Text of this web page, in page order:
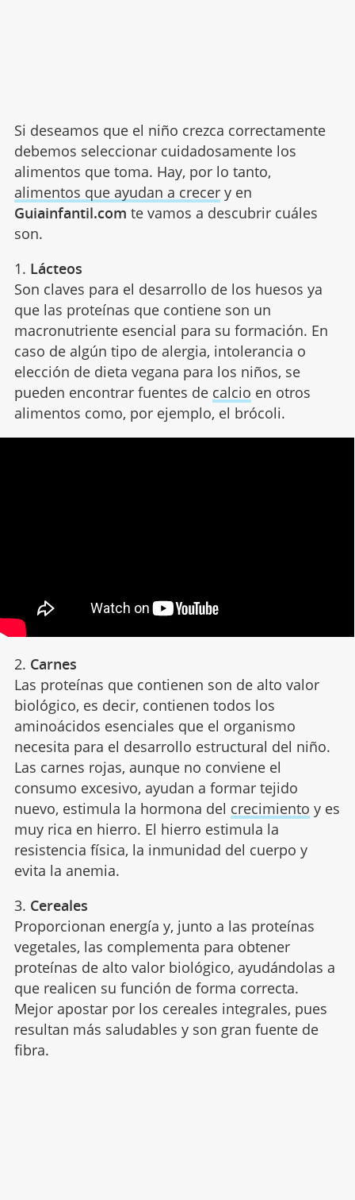
Si deseamos que el niño crezca correctamente
debemos seleccionar cuidadosamente los
alimentos que toma. Hay, por lo tanto,
alimentos que ayudan a crecery en
Guiainfantil.com te vamos a descubrir cuáles
son.
1. Lácteos
Son claves para el desarrollo de los huesos ya
que las proteínas que contiene son un
macronutriente esencial para su formación. En
caso de algún tipo de alergia, intolerancia o
elección de dieta vegana para los niños, se
pueden encontrar fuentes de calcio en otros
alimentos como, por ejemplo, el brócoli.
2. Carnes
Las proteínas que contienen son de alto valor
biológico, es decir, contienen todos los
aminoácidos esenciales que el organismo
necesita para el desarrollo estructural del niño.
Las carnes rojas, aunque no conviene el
consumo excesivo, ayudan a formar tejido
nuevo, estimula la hormona del crecimiento y es
muy rica en hierro. El hierro estimula la
resistencia física, la inmunidad del cuerpo y
evita la anemia.
3. Cereales
Proporcionan energía y, junto a las proteínas
vegetales, las complementa para obtener
proteínas de alto valor biológico, ayudándolas a
que realicen su función de forma correcta.
Mejor apostar por los cereales integrales, pues
resultan más saludables y son gran fuente de
fibra.